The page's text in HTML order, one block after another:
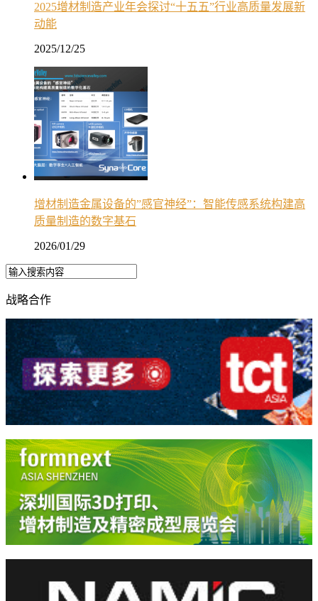
2025增材制造产业年会探讨“十五五”行业高质量发展新
动能
2025/12/25
增材制造金属设备的”感官神经”：智能传感系统构建高
质量制造的数字基石
2026/01/29
战略合作